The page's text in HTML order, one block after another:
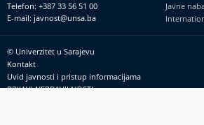
Telefon: +387 33 56 51 00
E-mail: javnost@unsa.ba
Javne
Footer
meni
© Univerzitet u Sarajevu
Kontakt
Uvid javnosti i pristup informacijama
PRIJAVI NEPRAVILNOSTI